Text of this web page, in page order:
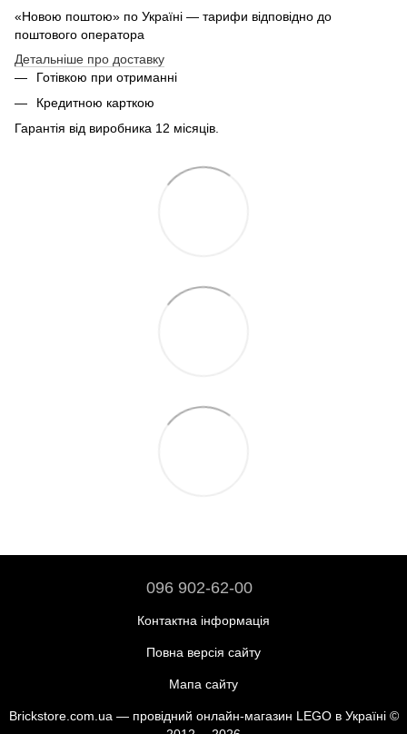
«Новою поштою» по Україні — тарифи відповідно до
поштового оператора
Детальніше про доставку
Готівкою при отриманні
Кредитною карткою
Гарантія від виробника 12 місяців.
096 902-62-00
Контактна інформація
Повна версія сайту
Мапа сайту
Brickstore.com.ua — провідний онлайн-магазин LEGO в Україні ©